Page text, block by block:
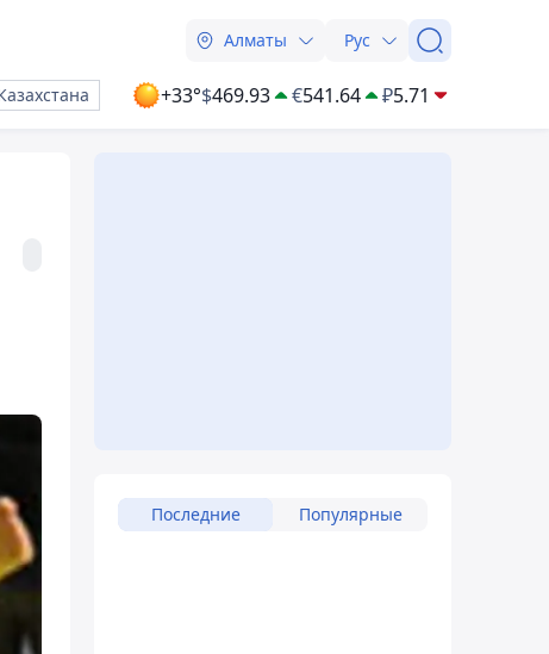
Алматы Рус
+33°$469.93 €541.64 ₽5.71
Последние Популярные